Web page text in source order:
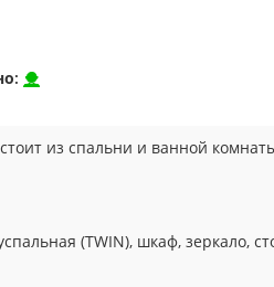
:
из спальни и ванной
(TWIN), шкаф, зеркало,